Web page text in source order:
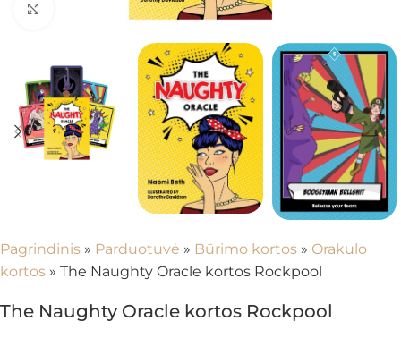
Spustelėkite, kad padidintumėte
Pagrindinis » Parduotuvė » Būrimo kortos » Orakulo
kortos » The Naughty Oracle kortos Rockpool
The Naughty Oracle kortos Rockpool